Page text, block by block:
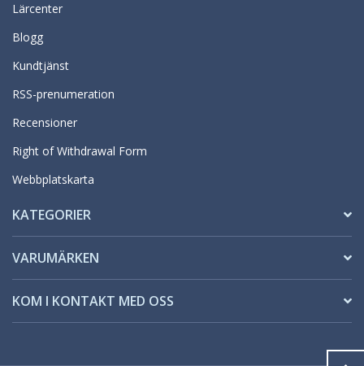
Lärcenter
Blogg
Kundtjänst
RSS-prenumeration
Recensioner
Right of Withdrawal Form
Webbplatskarta
KATEGORIER
VARUMÄRKEN
KOM I KONTAKT MED OSS